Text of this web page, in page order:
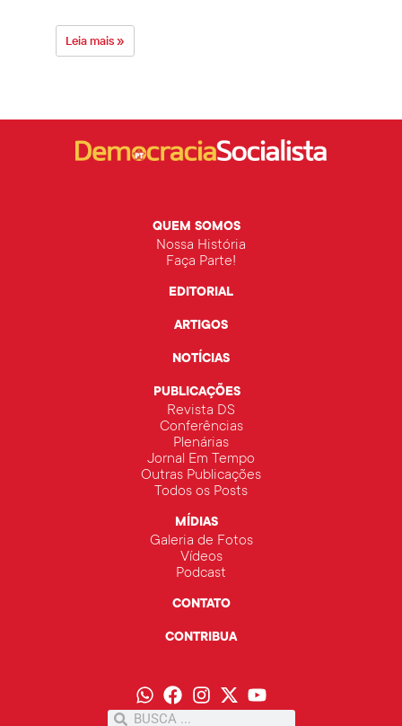
Leia mais »
QUEM SOMOS
Nossa História
Faça Parte!
EDITORIAL
ARTIGOS
NOTÍCIAS
PUBLICAÇÕES
Revista DS
Conferências
Plenárias
Jornal Em Tempo
Outras Publicações
Todos os Posts
MÍDIAS
Galeria de Fotos
Vídeos
Podcast
CONTATO
CONTRIBUA